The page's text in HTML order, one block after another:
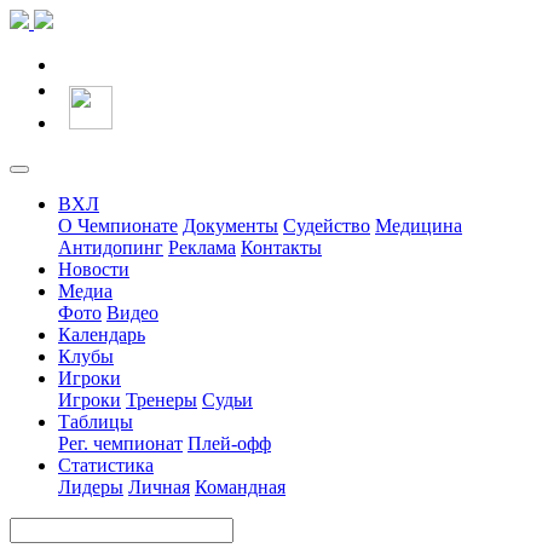
ВХЛ
О Чемпионате Документы Судейство Медицина
Антидопинг Реклама Контакты
Новости
Медиа
Фото Видео
Календарь
Клубы
Игроки
Игроки Тренеры Судьи
Таблицы
Рег. чемпионат Плей-офф
Статистика
Лидеры Личная Командная